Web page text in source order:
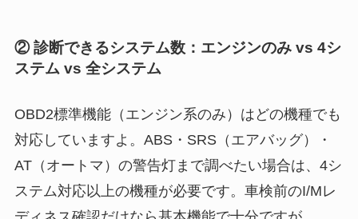
② 診断できるシステム数：エンジンのみ vs 4シ
ステム vs 全システム
OBD2標準機能（エンジン系のみ）はどの機種でも
対応していますよ。ABS・SRS（エアバッグ）・
AT（オートマ）の警告灯まで調べたい場合は、4シ
ステム対応以上の機種が必要です。車検前のI/Mレ